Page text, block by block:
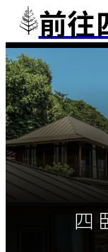
前往
四